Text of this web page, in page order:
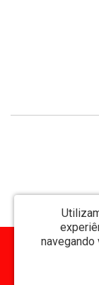
navegando
MVT Comércio
Rua Visconde de